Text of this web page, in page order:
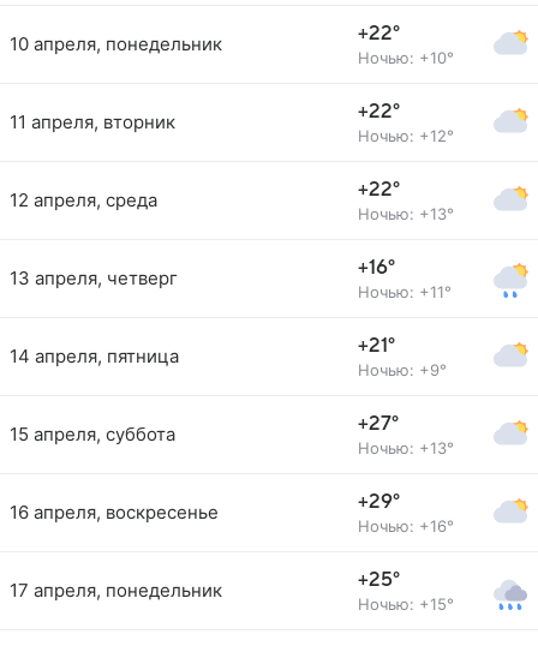
10 апреля, понедельник +22°
Ночью: +10°
11 апреля, вторник +22°
Ночью: +12°
12 апреля, среда +22°
Ночью: +13°
13 апреля, четверг +16°
Ночью: +11°
14 апреля, пятница +21°
Ночью: +9°
15 апреля, суббота +27°
Ночью: +13°
16 апреля, воскресенье +29°
Ночью: +16°
17 апреля, понедельник +25°
Ночью: +15°